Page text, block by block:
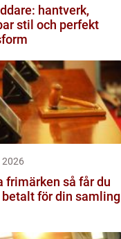
hantverk,
stil och perfekt
2026
så får du
betalt för din samling